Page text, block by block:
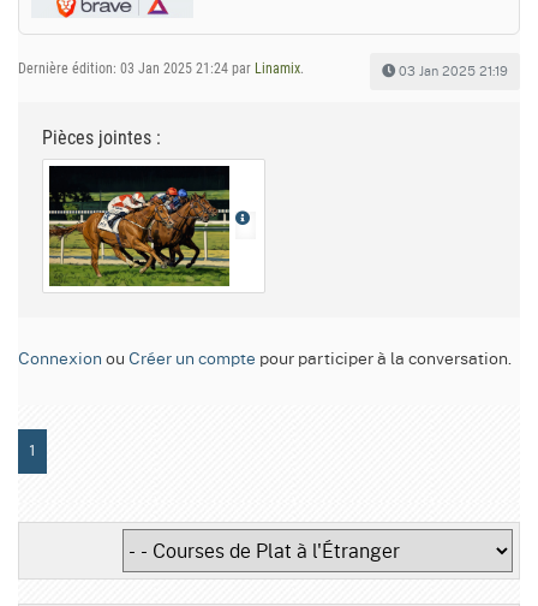
Dernière édition: 03 Jan 2025 21:24 par Linamix. 03 Jan 2025 21:19
Pièces jointes :
Connexion ou Créer un compte pour participer à la conversation.
1